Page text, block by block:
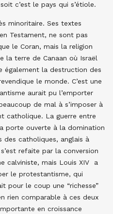
c’est le pays qui s’étiole.
minoritaire. Ses textes
Testament, ne sont pas
le Coran, mais la religion
la terre de Canaan où Israël
également la destruction des
le monde. C’est une
aurait pu l’emporter
de mal à s’imposer à
catholique. La guerre entre
porte ouverte à la domination
des catholiques, anglais à
refaite par la conversion
calviniste, mais Louis XIV a
le protestantisme, qui
pour le coup une “richesse”
rien comparable à ces deux
en croissance